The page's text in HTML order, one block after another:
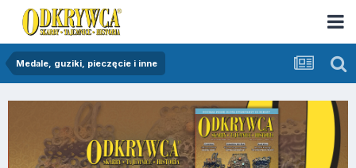
Medale, guziki, pieczęcie i inne